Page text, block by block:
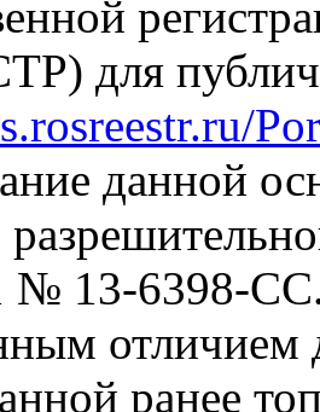
для
данной
№ 13-6398-
отличием
ранее